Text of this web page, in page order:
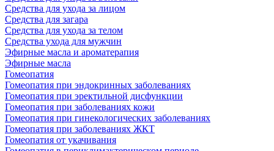
Средства для ухода за лицом
Средства для загара
Средства для ухода за телом
Средства ухода для мужчин
Эфирные масла и ароматерапия
Эфирные масла
Гомеопатия
Гомеопатия при эндокринных заболеваниях
Гомеопатия при эректильной дисфункции
Гомеопатия при заболеваниях кожи
Гомеопатия при гинекологических заболеваниях
Гомеопатия при заболеваниях ЖКТ
Гомеопатия от укачивания